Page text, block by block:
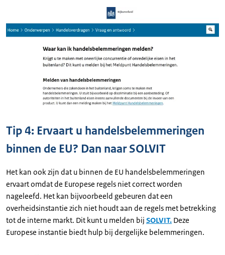
Tip 4: Ervaart u handelsbelemmeringen
binnen de EU? Dan naar SOLVIT
Het kan ook zijn dat u binnen de EU handelsbelemmeringen
ervaart omdat de Europese regels niet correct worden
nageleefd. Het kan bijvoorbeeld gebeuren dat een
overheidsinstantie zich niet houdt aan de regels met betrekking
tot de interne markt. Dit kunt u melden bij SOLVIT. Deze
Europese instantie biedt hulp bij dergelijke belemmeringen.